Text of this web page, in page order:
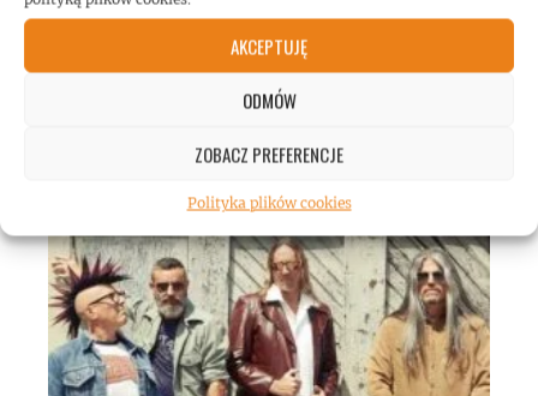
AKCEPTUJĘ
ODMÓW
ZOBACZ PREFERENCJE
Polityka plików cookies